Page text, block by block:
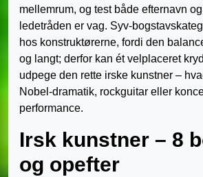
mellemrum, og test både efternavn
ledetråden er vag. Syv-
hos konstruktørerne, fordi den
og langt; derfor kan ét velplaceret
udpege den rette irske kunstner –
Nobel-dramatik, rockguitar eller
performance.
Irsk kunstner – 8
og opefter